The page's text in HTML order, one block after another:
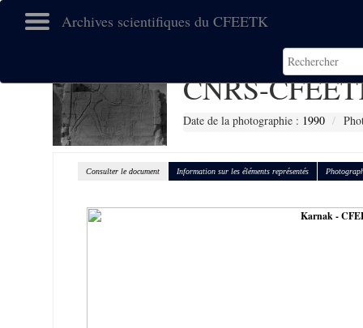
Archives scientifiques du CFEETK
CNRS-
Date de la photographie : 1990
Consulter le document Information sur les éléments représentés